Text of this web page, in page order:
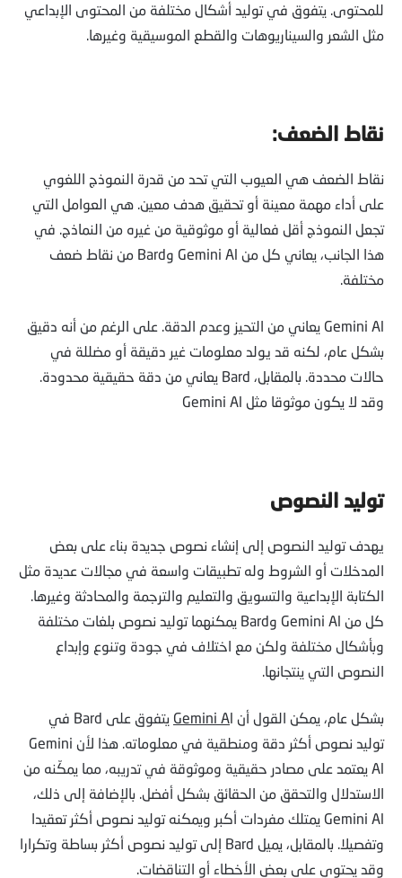
للمحتوى. يتفوق في توليد أشكال مختلفة من المحتوى الإبداعي
مثل الشعر والسيناريوهات والقطع الموسيقية وغيرها.
نقاط الضعف:
نقاط الضعف هي العيوب التي تحد من قدرة النموذج اللغوي
على أداء مهمة معينة أو تحقيق هدف معين. هي العوامل التي
تجعل النموذج أقل فعالية أو موثوقية من غيره من النماذج. في
هذا الجانب، يعاني كل من Gemini Al وBard من نقاط ضعف
مختلفة.
Gemini Al يعاني من التحيز وعدم الدقة. على الرغم من أنه دقيق
بشكل عام، لكنه قد يولد معلومات غير دقيقة أو مضللة في
حالات محددة. بالمقابل، Bard يعاني من دقة حقيقية محدودة.
وقد لا يكون موثوقا مثل Gemini Al
توليد النصوص
يهدف توليد النصوص إلى إنشاء نصوص جديدة بناء على بعض
المدخلات أو الشروط وله تطبيقات واسعة في مجالات عديدة مثل
الكتابة الإبداعية والتسويق والتعليم والترجمة والمحادثة وغيرها.
كل من Gemini Al وBard يمكنهما توليد نصوص بلغات مختلفة
وبأشكال مختلفة ولكن مع اختلاف في جودة وتنوع وإبداع
النصوص التي ينتجانها.
بشكل عام، يمكن القول أن Gemini A
l يتفوق على Bard في
توليد نصوص أكثر دقة ومنطقية في معلوماته. هذا لأن Gemini
Al يعتمد على مصادر حقيقية وموثوقة في تدريبه، مما يمكّنه من
الاستدلال والتحقق من الحقائق بشكل أفضل. بالإضافة إلى ذلك،
Gemini Al يمتلك مفردات أكبر ويمكنه توليد نصوص أكثر تعقيدا
وتفصيلا. بالمقابل، يميل Bard إلى توليد نصوص أكثر بساطة وتكرارا
وقد يحتوي على بعض الأخطاء أو التناقضات.